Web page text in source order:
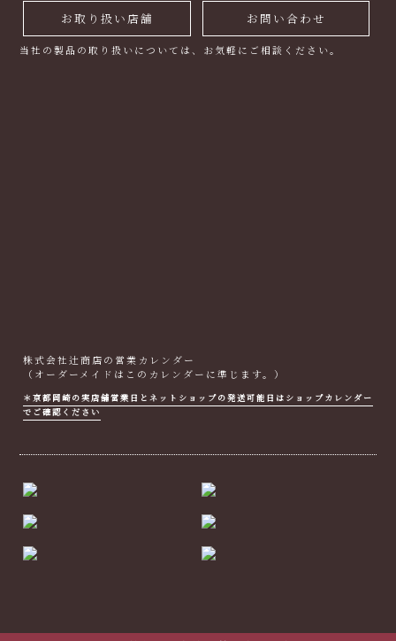
お取り扱い店舗 お問い合わせ
当社の製品の取り扱いについては、お気軽にご相談ください。
株式会社辻商店の営業カレンダー
（オーダーメイドはこのカレンダーに準じます。）
＊京都岡崎の実店舗営業日とネットショップの発送可能日はショップカレンダー
でご確認ください